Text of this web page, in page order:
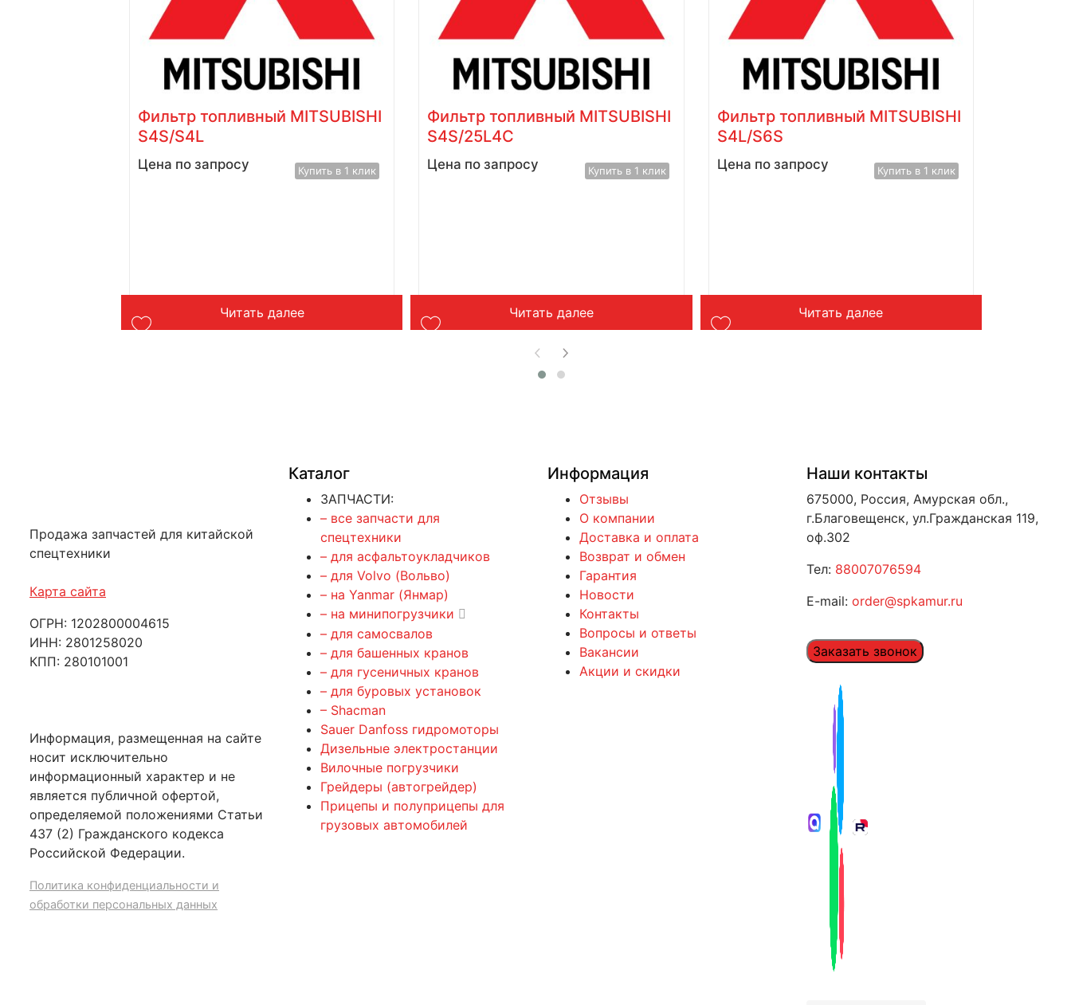
Фильтр топливный MITSUBISHI
S4S/25L4C
Цена по запросу Купить в 1 клик
Читать далее
Фильтр топливный MITSUBISHI
S4L/S6S
Цена по запросу Купить в 1 клик
Читать далее
Фильтр топливный MITSUBISHI
S4E
Цена по запросу Купить в 1 клик
Читать далее
Продажа запчастей для китайской
спецтехники
Карта сайта
ОГРН: 1202800004615
ИНН: 2801258020
КПП: 280101001
Информация, размещенная на сайте
носит исключительно
информационный характер и не
является публичной офертой,
определяемой положениями Статьи
437 (2) Гражданского кодекса
Российской Федерации.
Политика конфиденциальности и
обработки персональных данных
Каталог
ЗАПЧАСТИ:
– все запчасти для
спецтехники
– для асфальтоукладчиков
– для Volvo (Вольво)
– на Yanmar (Янмар)
– на минипогрузчики
– для самосвалов
– для башенных кранов
– для гусеничных кранов
– для буровых установок
– Shacman
Sauer Danfoss гидромоторы
Дизельные электростанции
Вилочные погрузчики
Грейдеры (автогрейдер)
Прицепы и полуприцепы для
грузовых автомобилей
Информация
Отзывы
О компании
Доставка и оплата
Возврат и обмен
Гарантия
Новости
Контакты
Вопросы и ответы
Вакансии
Акции и скидки
Наши контакты
675000, Россия, Амурская обл.,
г.Благовещенск, ул.Гражданская 119,
оф.302
Тел: 88007076594
E-mail: order@spkamur.ru
Заказать звонок